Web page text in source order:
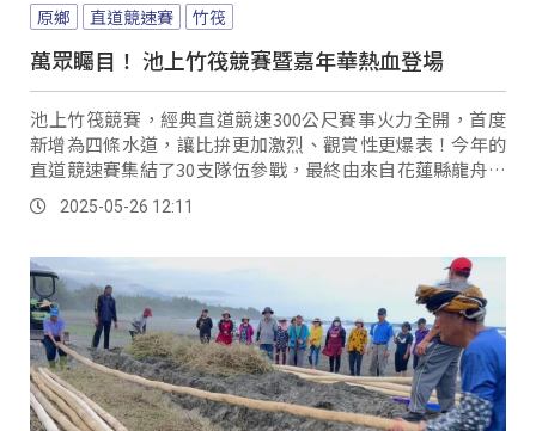
原鄉 直道競速賽 竹筏
萬眾矚目！ 池上竹筏競賽暨嘉年華熱血登場
池上竹筏競賽，經典直道競速300公尺賽事火力全開，首度
新增為四條水道，讓比拚更加激烈、觀賞性更爆表！今年的
直道競速賽集結了30支隊伍參戰，最終由來自花蓮縣龍舟代
表隊Mr.CaNoe TaIwan技壓群雄，勇奪冠軍！ 花蓮縣龍舟代
表隊...。2025-05-26 12:11